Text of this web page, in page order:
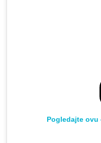
Pogledajte ovu